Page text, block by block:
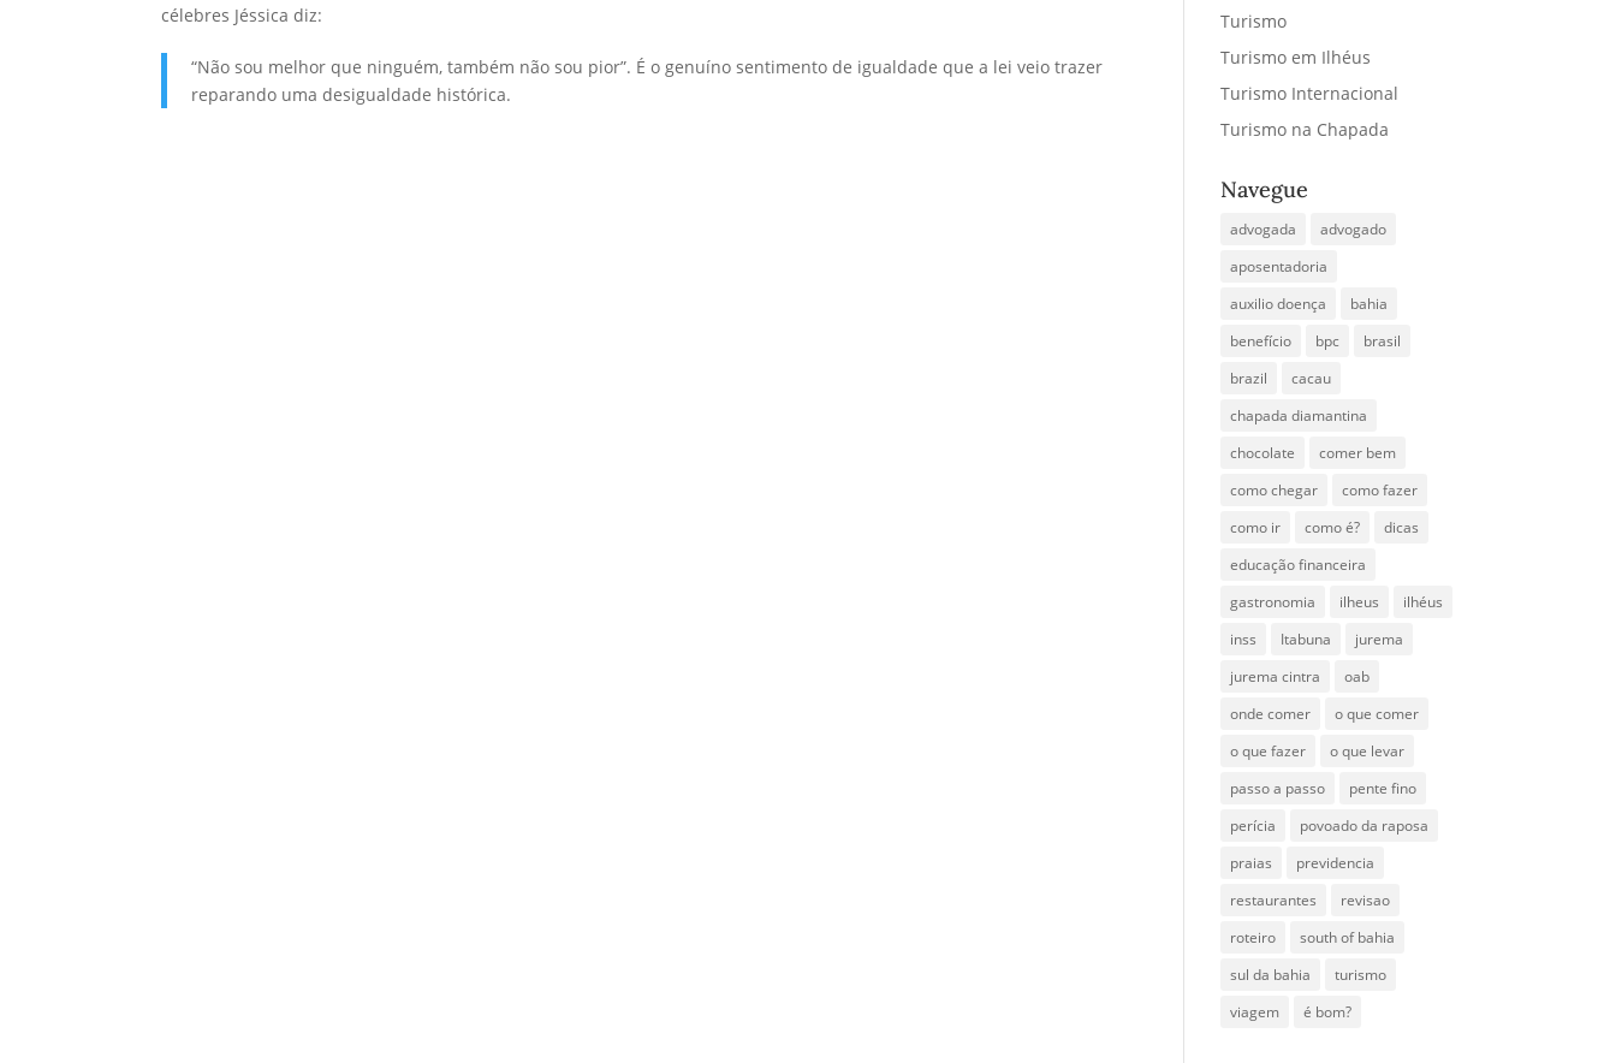
célebres Jéssica diz:
“Não sou melhor que ninguém, também não sou pior”. É o genuíno sentimento de igualdade que a lei veio trazer
reparando uma desigualdade histórica.
Turismo
Turismo em Ilhéus
Turismo Internacional
Turismo na Chapada
Navegue
advogada
advogado
aposentadoria
auxilio doença
bahia
benefício
bpc
brasil
brazil
cacau
chapada diamantina
chocolate
comer bem
como chegar
como fazer
como ir
como é?
dicas
educação financeira
gastronomia
ilheus
ilhéus
inss
Itabuna
jurema
jurema cintra
oab
onde comer
o que comer
o que fazer
o que levar
passo a passo
pente fino
perícia
povoado da raposa
praias
previdencia
restaurantes
revisao
roteiro
south of bahia
sul da bahia
turismo
viagem
é bom?